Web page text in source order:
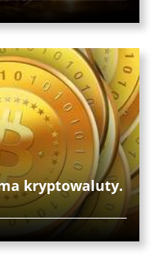
kryptowaluty.